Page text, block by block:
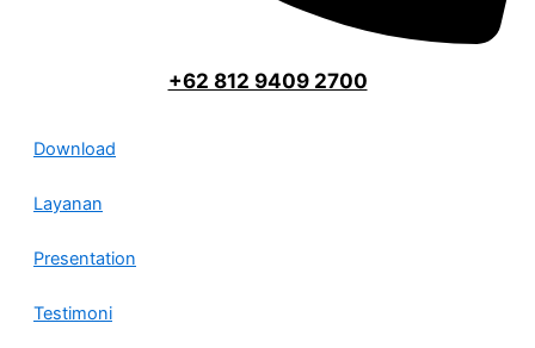
+62 812 9409 2700
Download
Layanan
Presentation
Testimoni